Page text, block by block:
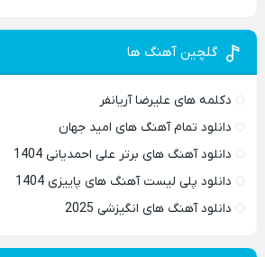
گلچین آهنگ ها
دکلمه های علیرضا آریانفر
دانلود تمام آهنگ های امید جهان
دانلود آهنگ های برتر علی احمدیانی 1404
دانلود پلی لیست آهنگ های پاییزی 1404
دانلود آهنگ های انگیزشی 2025